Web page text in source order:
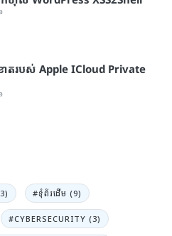
ាត​របស់ Apple ICloud Private
#ទំុព័រដេីម (9)
#CYBERSECURITY (3)